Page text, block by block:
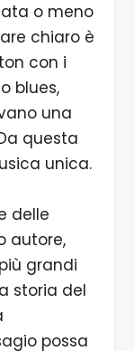
o meno
chiaro è
con i
blues,
una
questa
unica.
delle
autore,
grandi
storia del
possa